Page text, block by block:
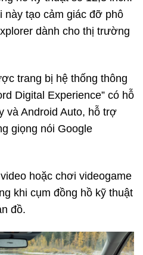
này tạo cảm giác đỡ phô
dành cho thị trường
trang bị hệ thống thông
Digital Experience” có hỗ
và Android Auto, hỗ trợ
giọng nói Google
hoặc chơi videogame
khi cụm đồng hồ kỹ thuật
đồ.